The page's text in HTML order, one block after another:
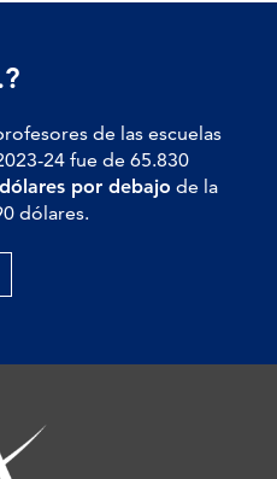
de las escuelas
24 fue de 65.830
por debajo de la
dólares.